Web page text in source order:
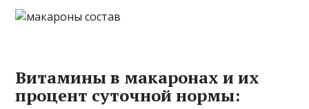
Витамины в макаронах и их
процент суточной нормы: